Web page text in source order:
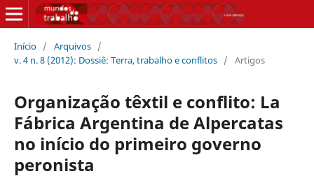
Início / Arquivos /
v. 4 n. 8 (2012): Dossiê: Terra, trabalho e conflitos / Artigos
Organização têxtil e conflito: La
Fábrica Argentina de Alpercatas
no início do primeiro governo
peronista